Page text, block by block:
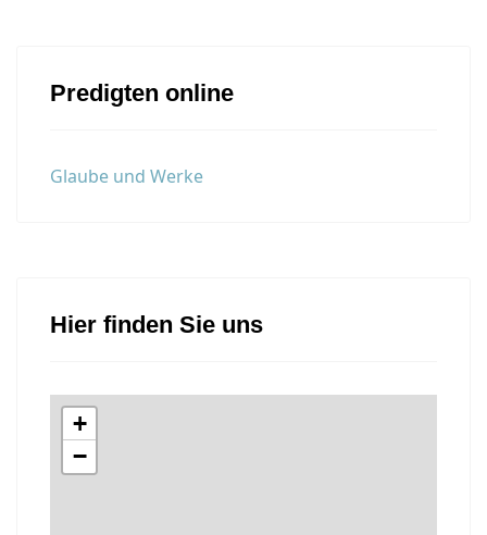
Predigten online
Glaube und Werke
Hier finden Sie uns
+
−